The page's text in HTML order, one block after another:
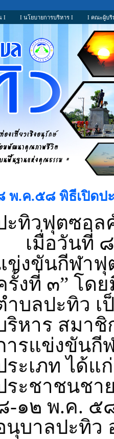
I I นโยบายการบริหาร I I คณะผู้บริ
พ.ค.๕๘ พิธีเปิดป
ะทิวฟุตซอล
เมื่อวันที่ ๘
ข่งขันกีฬาฟุ
รั้งที่ ๓” โด
ำบลปะทิว
ริหาร สมาชิ
ารแข่งขันกี
ระเภท ได้แ
ระชาชนชา
-๑๒ พ.ค. ๕
นุบาลปะทิว